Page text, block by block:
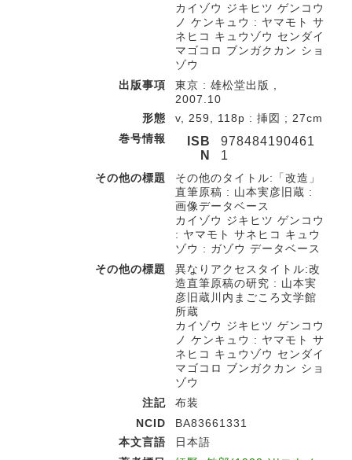
カイゾウ ジキヒツ ゲンコウ
ノ ケンキュウ : ヤマモト サ
ネヒコ キュウゾウ センダイ
マゴコロ ブンガクカン ショ
ゾウ
出版事項
東京 : 雄松堂出版 ,
2007.10
形態
v, 259, 118p : 挿図 ; 27cm
巻号情報
ISB
N
978484190461
1
その他の標題
その他のタイトル:「改造」
直筆原稿 : 山本実彦旧蔵 :
画像データベース
カイゾウ ジキヒツ ゲンコウ
: ヤマモト サネヒコ キュウ
ゾウ : ガゾウ データベース
その他の標題
異なりアクセスタイトル:改
造直筆原稿の研究 : 山本実
彦旧蔵川内まごころ文学館
所蔵
カイゾウ ジキヒツ ゲンコウ
ノ ケンキュウ : ヤマモト サ
ネヒコ キュウゾウ センダイ
マゴコロ ブンガクカン ショ
ゾウ
注記
布装
NCID
BA83661331
本文言語
日本語